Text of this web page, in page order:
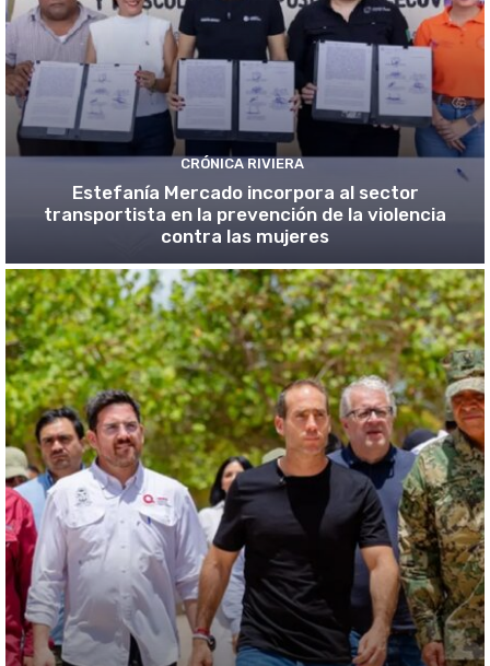
CRÓNICA RIVIERA
Estefanía Mercado incorpora al sector
transportista en la prevención de la violencia
contra las mujeres